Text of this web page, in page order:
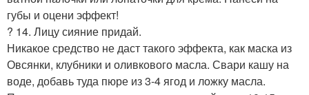
губы и оцени эффект!
? 14. Лицу сияние придай.
Никакое средство не даст такого эффекта, как маска из
Овсянки, клубники и оливкового масла. Свари кашу на
воде, добавь туда пюре из 3-4 ягод и ложку масла.